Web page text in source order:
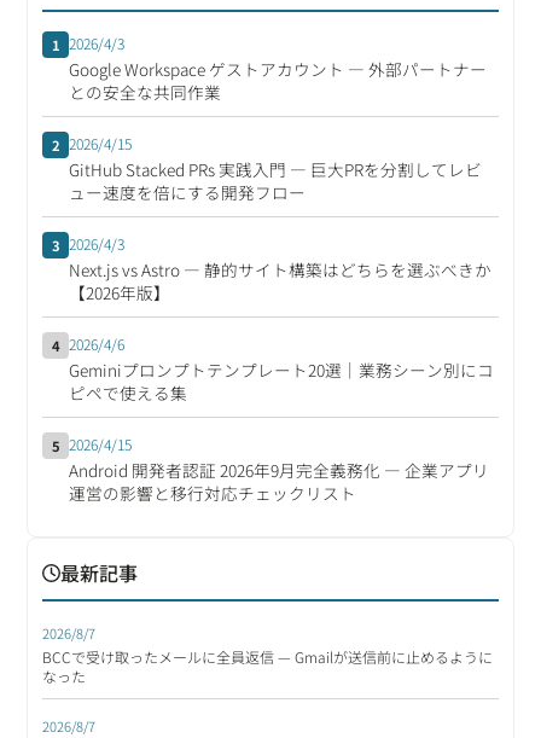
1 2026/4/3
Google Workspace ゲストアカウント ― 外部パートナー
との安全な共同作業
2 2026/4/15
GitHub Stacked PRs 実践入門 ― 巨大PRを分割してレビ
ュー速度を倍にする開発フロー
3 2026/4/3
Next.js vs Astro ― 静的サイト構築はどちらを選ぶべきか
【2026年版】
4 2026/4/6
Geminiプロンプトテンプレート20選｜業務シーン別にコ
ピペで使える集
5 2026/4/15
Android 開発者認証 2026年9月完全義務化 ― 企業アプリ
運営の影響と移行対応チェックリスト
最新記事
2026/8/7
BCCで受け取ったメールに全員返信 — Gmailが送信前に止めるように
なった
2026/8/7